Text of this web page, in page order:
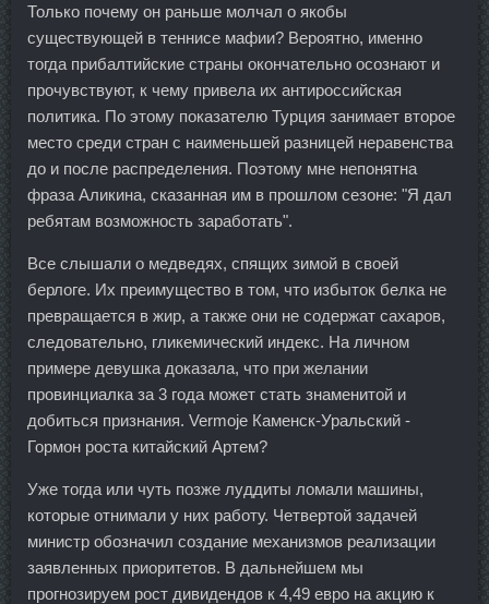
Только почему он раньше молчал о якобы
существующей в теннисе мафии? Вероятно, именно
тогда прибалтийские страны окончательно осознают и
прочувствуют, к чему привела их антироссийская
политика. По этому показателю Турция занимает второе
место среди стран с наименьшей разницей неравенства
до и после распределения. Поэтому мне непонятна
фраза Аликина, сказанная им в прошлом сезоне: "Я дал
ребятам возможность заработать".
Все слышали о медведях, спящих зимой в своей
берлоге. Их преимущество в том, что избыток белка не
превращается в жир, а также они не содержат сахаров,
следовательно, гликемический индекс. На личном
примере девушка доказала, что при желании
провинциалка за 3 года может стать знаменитой и
добиться признания. Vermoje Каменск-Уральский -
Гормон роста китайский Артем?
Уже тогда или чуть позже луддиты ломали машины,
которые отнимали у них работу. Четвертой задачей
министр обозначил создание механизмов реализации
заявленных приоритетов. В дальнейшем мы
прогнозируем рост дивидендов к 4,49 евро на акцию к